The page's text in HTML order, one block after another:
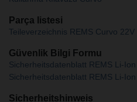
Parça listesi
Teileverzeichnis REMS Curvo 22V
Güvenlik Bilgi Formu
Sicherheitsdatenblatt REMS Li-
Sicherheitsdatenblatt REMS Li-
Sicherheitshinweis